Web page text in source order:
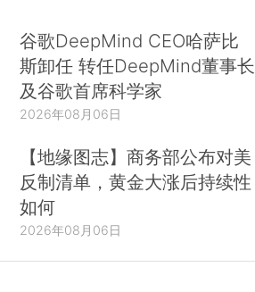
谷歌DeepMind CEO哈萨比
斯卸任 转任DeepMind董事长
及谷歌首席科学家
2026年08月06日
【地缘图志】商务部公布对美
反制清单，黄金大涨后持续性
如何
2026年08月06日